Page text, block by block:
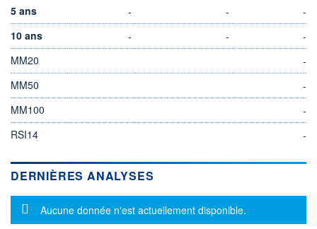
5 ans
- -
-
10 ans
- -
-
MM20
-
MM50
-
MM100
-
RSI14
-
DERNIÈRES ANALYSES
Message d'information
Aucune donnée n'est actuellement disponible.